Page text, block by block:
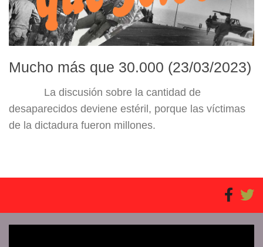
Mucho más que 30.000 (23/03/2023)
La discusión sobre la cantidad de
desaparecidos deviene estéril, porque las víctimas
de la dictadura fueron millones.